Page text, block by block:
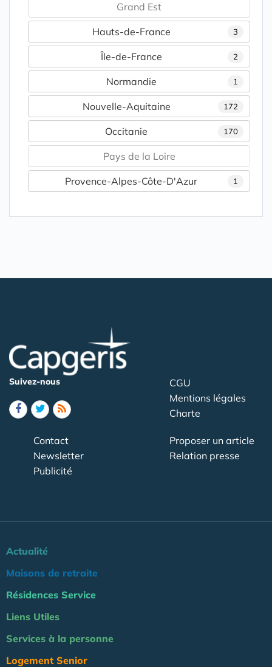
Grand Est
3
Hauts-de-France
2
Île-de-France
1
Normandie
172
Nouvelle-Aquitaine
170
Occitanie
Pays de la Loire
1
Provence-Alpes-Côte-D'Azur
Suivez-nous
CGU
Mentions légales
Charte
Contact
Newsletter
Publicité
Proposer un article
Relation presse
Actualité
Maisons de retraite
Résidences Service
Liens Utiles
Services à la personne
Logement Senior